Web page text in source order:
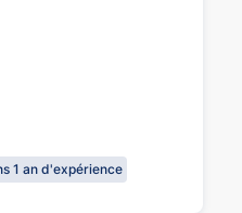
1 an d'expérience